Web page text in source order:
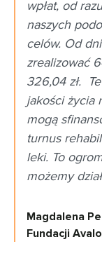
wpłat, od
naszych
celów. Od
zrealizować
326,04 zł.
jakości życia
mogą
turnus
leki. To
możemy
Magdalena
Fundacji